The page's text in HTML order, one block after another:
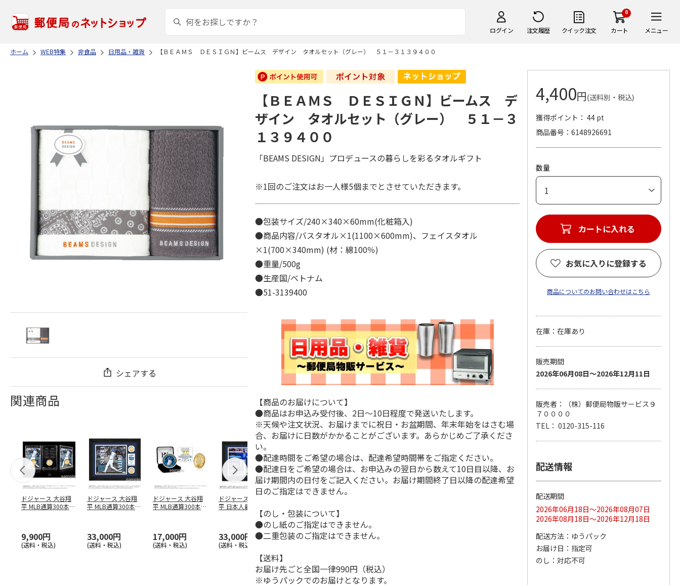
ログイン 注文履歴 クイック注文
0
カート メニュー
ホーム WEB特集 非食品 日用品・雑貨 【ＢＥＡＭＳ ＤＥＳＩＧＮ】ビームス デザイン タオルセット（グレー） ５１－３１３９４００
シェアする
関連商品
ドジャース 大谷翔
平 MLB通算300本塁
9,900円
(送料・税込)
ドジャース 大谷翔
平 MLB通算300本塁
33,000円
(送料・税込)
ドジャース 大谷翔
平 MLB通算300本塁
17,000円
(送料・税込)
ドジャース 大谷翔
平 日本人最多53試
合連続出塁記念 ダ
33,000円
(送料・税込)
MLB ドジャース 大
4月投手…
33,000円
イ…
9,900円
ドジャース 大谷翔
平 日本人最多53試
合連続出塁記念 シ
ル…
17,000円
(送料・税込)
谷翔平 2026 NL 3・
4月投手…
【ＢＥＡＭＳ ＤＥＳＩＧＮ】ビームス デ
ザイン タオルセット（グレー） ５１－３
１３９４００
「BEAMS DESIGN」プロデュースの暮らしを彩るタオルギフト
※1回のご注文はお一人様5個までとさせていただきます。
●包装サイズ/240×340×60mm(化粧箱入)
●商品内容/バスタオル×1(1100×600mm)、フェイスタオル
×1(700×340mm) (材：綿100％)
●重量/500g
●生産国/ベトナム
●51-3139400
【商品のお届けについて】
●商品はお申込み受付後、2日～10日程度で発送いたします。
※天候や注文状況、お届けまでに祝日・お盆期間、年末年始をはさむ場
合、お届けに日数がかかることがございます。あらかじめご了承くださ
い。
●配達時間をご希望の場合は、配達希望時間帯をご指定ください。
●配達日をご希望の場合は、お申込みの翌日から数えて10日目以降、お
届け期間内の日付をご記入ください。お届け期間終了日以降の配達希望
日のご指定はできません。
【のし・包装について】
●のし紙のご指定はできません。
●二重包装のご指定はできません。
【送料】
お届け先ごと全国一律990円（税込）
※ゆうパックでのお届けとなります。
4,400円(送料別・税込)
獲得ポイント： 44 pt
商品番号
6148926691
数量
カートに入れる
お気に入りに登録する
商品についてのお問い合わせはこちら
在庫：在庫あり
販売期間
2026年06月08日～2026年12月11日
販売者：（株）郵便局物販サービス９
７００００
TEL： 0120-315-116
配送情報
配送期間
2026年06月18日～2026年08月07日
2026年08月18日～2026年12月18日
配送方法
ゆうパック
お届け日
指定可
のし
対応不可